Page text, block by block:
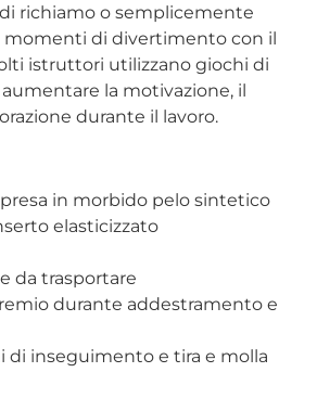
richiamo o semplicemente
momenti di divertimento con il
istruttori utilizzano giochi di
la motivazione, il
durante il lavoro.
in morbido pelo sintetico
elasticizzato
da trasportare
durante addestramento e
di inseguimento e tira e molla